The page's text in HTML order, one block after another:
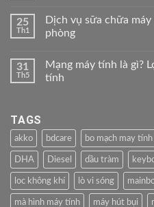
25
Th1
Dịch vụ sữa chữa
phòng
31
Th5
Mạng máy tính là gì?
tính
TAGS
akko bdcare bo mạch may tính
DHA Diesel dầu tràm
loc không khí lò vi sóng
mà hình máy tính máy hút bụi